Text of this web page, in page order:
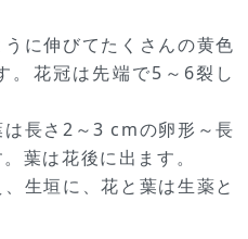
に伸びてたくさんの黄色
。花冠は先端で5～6裂し
長さ2～3 cmの卵形～長
葉は花後に出ます。
生垣に、花と葉は生薬と